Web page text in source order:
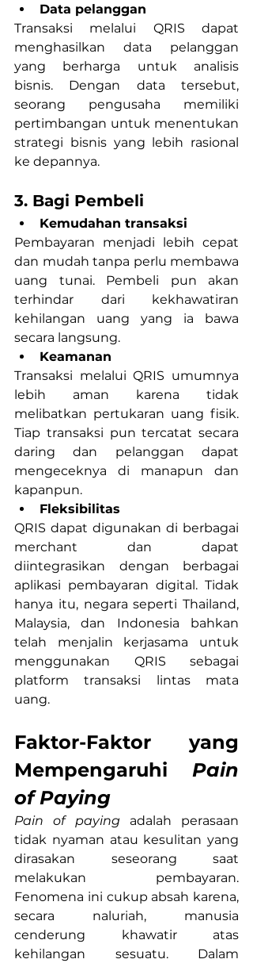
Data pelanggan
Transaksi melalui QRIS dapat
menghasilkan data pelanggan
yang berharga untuk analisis
bisnis. Dengan data tersebut,
seorang pengusaha memiliki
pertimbangan untuk menentukan
strategi bisnis yang lebih rasional
ke depannya.
3. Bagi Pembeli
Kemudahan transaksi
Pembayaran menjadi lebih cepat
dan mudah tanpa perlu membawa
uang tunai. Pembeli pun akan
terhindar dari kekhawatiran
kehilangan uang yang ia bawa
secara langsung.
Keamanan
Transaksi melalui QRIS umumnya
lebih aman karena tidak
melibatkan pertukaran uang fisik.
Tiap transaksi pun tercatat secara
daring dan pelanggan dapat
mengeceknya di manapun dan
kapanpun.
Fleksibilitas
QRIS dapat digunakan di berbagai
merchant dan dapat
diintegrasikan dengan berbagai
aplikasi pembayaran digital. Tidak
hanya itu, negara seperti Thailand,
Malaysia, dan Indonesia bahkan
telah menjalin kerjasama untuk
menggunakan QRIS sebagai
platform transaksi lintas mata
uang.
Faktor-Faktor yang
Mempengaruhi Pain
of Paying
Pain of paying adalah perasaan
tidak nyaman atau kesulitan yang
dirasakan seseorang saat
melakukan pembayaran.
Fenomena ini cukup absah karena,
secara naluriah, manusia
cenderung khawatir atas
kehilangan sesuatu. Dalam